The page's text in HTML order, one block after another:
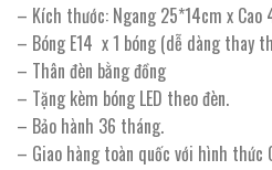
– Kích thước: Ngang 25*14cm x Cao
– Bóng E14 x 1 bóng (dễ dàng thay
– Thân đèn bằng đồng
– Tặng kèm bóng LED theo đèn.
– Bảo hành 36 tháng.
– Giao hàng toàn quốc với hình thức